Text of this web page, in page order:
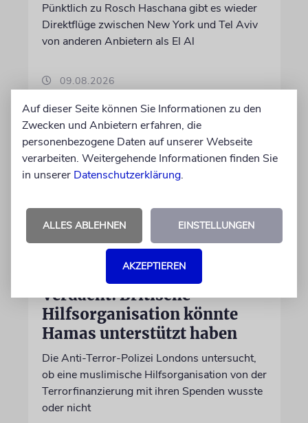
Pünktlich zu Rosch Haschana gibt es wieder
Direktflüge zwischen New York und Tel Aviv
von anderen Anbietern als El Al
09.08.2026
GROSSBRITANNIEN
Verdacht: Britische
Hilfsorganisation könnte
Hamas unterstützt haben
Die Anti-Terror-Polizei Londons untersucht,
ob eine muslimische Hilfsorganisation von der
Terrorfinanzierung mit ihren Spenden wusste
oder nicht
Auf dieser Seite können Sie Informationen zu den
Zwecken und Anbietern erfahren, die
personenbezogene Daten auf unserer Webseite
verarbeiten. Weitergehende Informationen finden Sie
in unserer Datenschutzerklärung.
ALLES ABLEHNEN EINSTELLUNGEN
AKZEPTIEREN